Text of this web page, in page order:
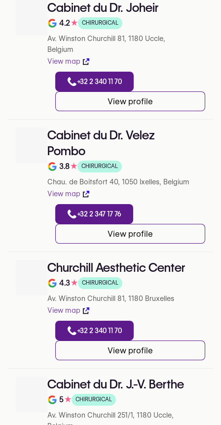
Cabinet du Dr. Joheir
Note de 4.2 sur 5 sur Google
4.2★ CHIRURGICAL
Av. Winston Churchill 81, 1180 Uccle,
Belgium
View map
+32 2 340 11 70
View profile
Cabinet du Dr. Velez
Pombo
Note de 3.8 sur 5 sur Google
3.8★ CHIRURGICAL
Chau. de Boitsfort 40, 1050 Ixelles, Belgium
View map
+32 2 347 17 76
View profile
Churchill Aesthetic Center
Note de 4.3 sur 5 sur Google
4.3★ CHIRURGICAL
Av. Winston Churchill 81, 1180 Bruxelles
View map
+32 2 340 11 70
View profile
Cabinet du Dr. J.-V. Berthe
Note de 5 sur 5 sur Google
5★ CHIRURGICAL
Av. Winston Churchill 251/1, 1180 Uccle,